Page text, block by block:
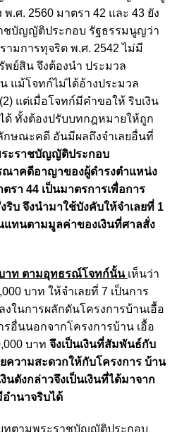
.ศ. 2560 มาตรา 42 และ 43 ยัง
ชบัญญัติประกอบ รัฐธรรมนูญว่า
ามการทุจริต พ.ศ. 2542 ไม่มี
ย์สิน จึงต้องนํา ประมวล
แม้โจทก์ไม่ได้อ้างประมวล
แต่เมื่อโจทก์มีคําขอให้ ริบเงิน
ด้ ทั้งต้องปรับบทกฎหมายให้ถูก
กษณะคดี อันมีผลถึงจําเลยอื่นที่
ะราชบัญญัติประกอบ
าคดีอาญาของผู้ดํารงตําแหน่ง
รา 44 เป็นมาตรการเพื่อการ
บ จึงนํามาใช้บังคับให้จําเลยที่ 1
แทนตามมูลค่าของเงินที่ศาลสั่ง
บาท ตามอุทธรณ์โจทก์นั้น เห็นว่า
บาท ให้จําเลยที่ 7 เป็นการ
ในการผลักดันโครงการบ้านเอื้อ
อื่นนอกจากโครงการบ้าน เอื้อ
บาท จึงเป็นเงินที่สัมพันธ์กับ
ความสะดวกให้กับโครงการ บ้าน
นดังกล่าวจึงเป็นเงินที่ได้มาจาก
านาจริบได้
ทตามพระราชบัญญัติประกอบ